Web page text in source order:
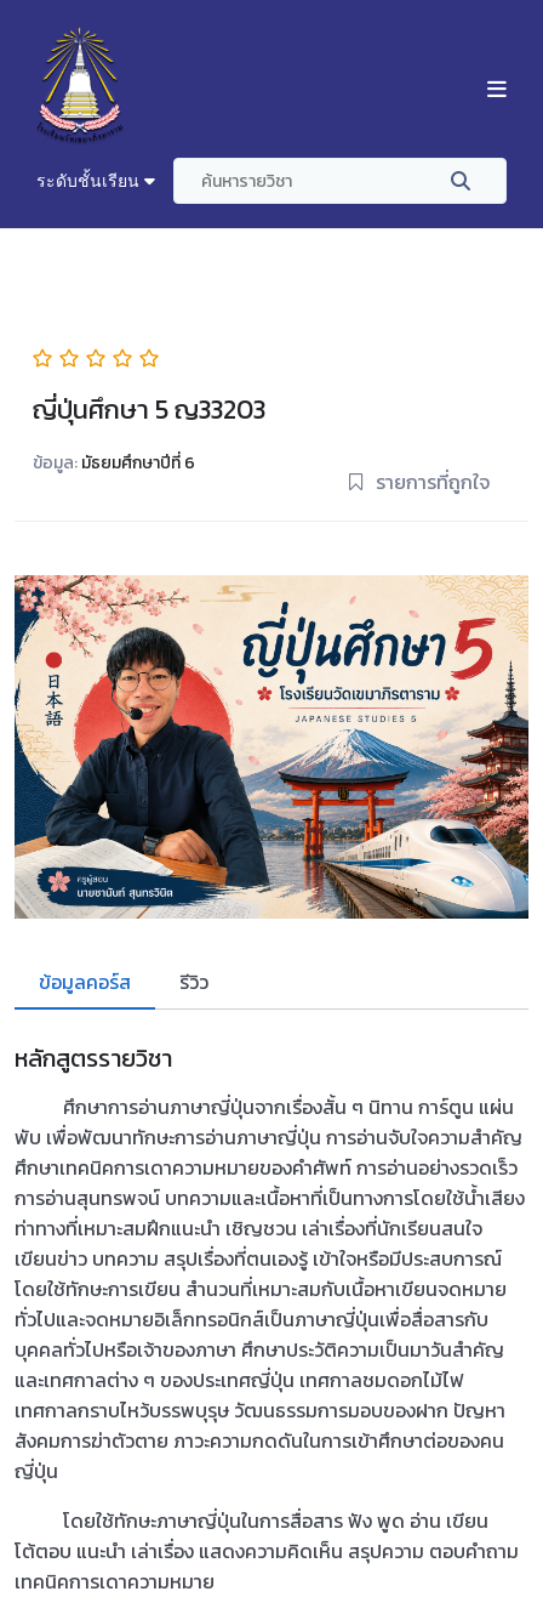
ระดับชั้นเรียน
ญี่ปุ่นศึกษา 5 ญ33203
ข้อมูล:มัธยมศึกษาปีที่ 6
รายการที่ถูกใจ
ข้อมูลคอร์ส รีวิว
หลักสูตรรายวิชา
ศึกษาการอ่านภาษาญี่ปุ่นจากเรื่องสั้น ๆ นิทาน การ์ตูน แผ่น
พับ เพื่อพัฒนาทักษะการอ่านภาษาญี่ปุ่น การอ่านจับใจความสำคัญ
ศึกษาเทคนิคการเดาความหมายของคำศัพท์ การอ่านอย่างรวดเร็ว
การอ่านสุนทรพจน์ บทความและเนื้อหาที่เป็นทางการโดยใช้น้ำเสียง
ท่าทางที่เหมาะสมฝึกแนะนำ เชิญชวน เล่าเรื่องที่นักเรียนสนใจ
เขียนข่าว บทความ สรุปเรื่องที่ตนเองรู้ เข้าใจหรือมีประสบการณ์
โดยใช้ทักษะการเขียน สำนวนที่เหมาะสมกับเนื้อหาเขียนจดหมาย
ทั่วไปและจดหมายอิเล็กทรอนิกส์เป็นภาษาญี่ปุ่นเพื่อสื่อสารกับ
บุคคลทั่วไปหรือเจ้าของภาษา ศึกษาประวัติความเป็นมาวันสำคัญ
และเทศกาลต่าง ๆ ของประเทศญี่ปุ่น เทศกาลชมดอกไม้ไฟ
เทศกาลกราบไหว้บรรพบุรุษ วัฒนธรรมการมอบของฝาก ปัญหา
สังคมการฆ่าตัวตาย ภาวะความกดดันในการเข้าศึกษาต่อของคน
ญี่ปุ่น
โดยใช้ทักษะภาษาญี่ปุ่นในการสื่อสาร ฟัง พูด อ่าน เขียน
โต้ตอบ แนะนำ เล่าเรื่อง แสดงความคิดเห็น สรุปความ ตอบคำถาม
เทคนิคการเดาความหมาย